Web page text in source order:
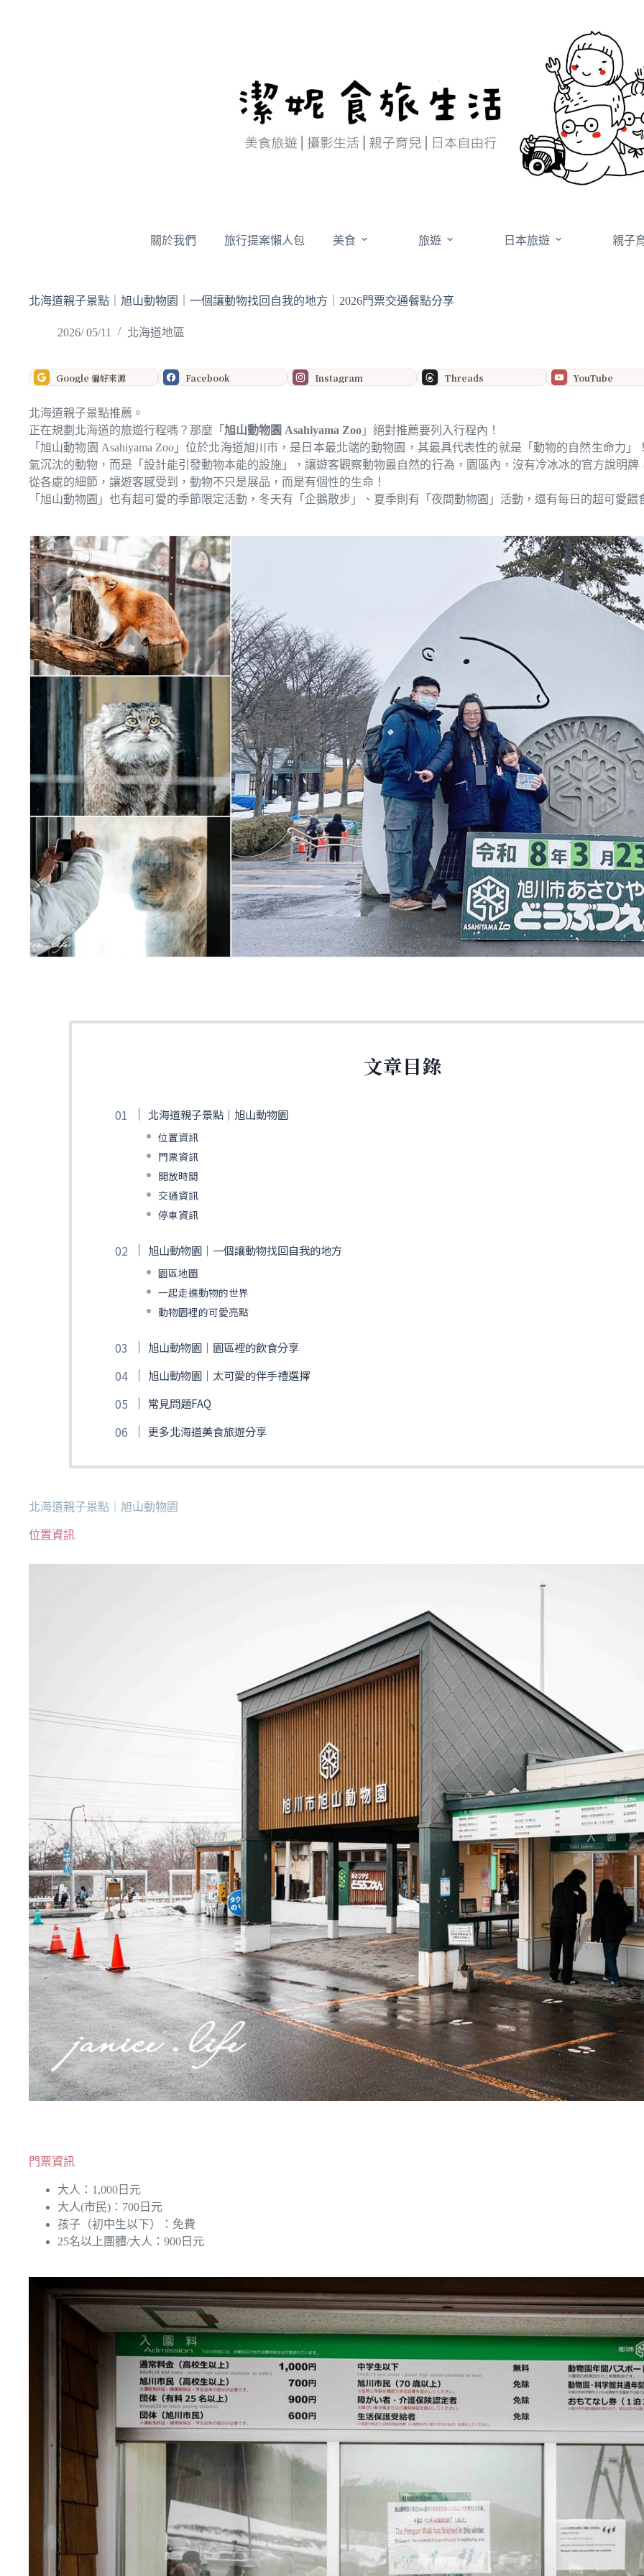
關於我們 旅行提案懶人包 美食 旅遊 日本旅遊 親子
北海道親子景點｜旭山動物園｜一個讓動物找回自我的地方｜2026門票交通餐點分享
2026/ 05/11 北海道地區
Google 偏好來源 Facebook Instagram Threads YouTube
北海道親子景點推薦。
正在規劃北海道的旅遊行程嗎？那麼「 旭山動物園 Asahiyama Zoo 」絕對推薦要列入行程內！
「旭山動物園 Asahiyama Zoo」位於北海道旭川市，是日本最北端的動物園，其最具代表性的就是「動物的自然生命力
氣沉沈的動物，而是「設計能引發動物本能的設施」，讓遊客觀察動物最自然的行為，園區內，沒有冷冰冰的官方說明
從各處的細節，讓遊客感受到，動物不只是展品，而是有個性的生命！
「旭山動物園」也有超可愛的季節限定活動，冬天有「企鵝散步」、夏季則有「夜間動物園」活動，還有每日的超可愛餵
文章目錄
北海道親子景點｜旭山動物園
位置資訊
門票資訊
開放時間
交通資訊
停車資訊
旭山動物園｜一個讓動物找回自我的地方
園區地圖
一起走進動物的世界
動物園裡的可愛亮點
旭山動物園｜園區裡的飲食分享
旭山動物園｜太可愛的伴手禮選擇
常見問題FAQ
更多北海道美食旅遊分享
北海道親子景點｜旭山動物園
位置資訊
門票資訊
大人：1,000日元
大人(市民)：700日元
孩子（初中生以下）：免費
25名以上團體/大人：900日元